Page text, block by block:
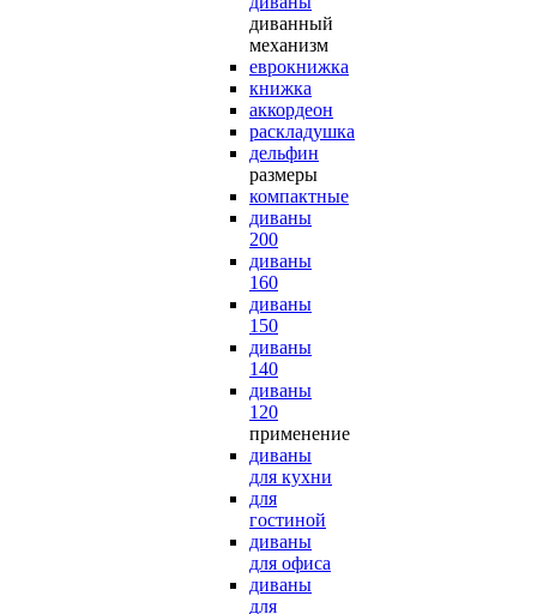
диванный
механизм
еврокнижка
книжка
аккордеон
раскладушка
дельфин
размеры
компактные
диваны
200
диваны
160
диваны
150
диваны
140
диваны
120
применение
диваны
для кухни
для
гостиной
диваны
для офиса
диваны
для